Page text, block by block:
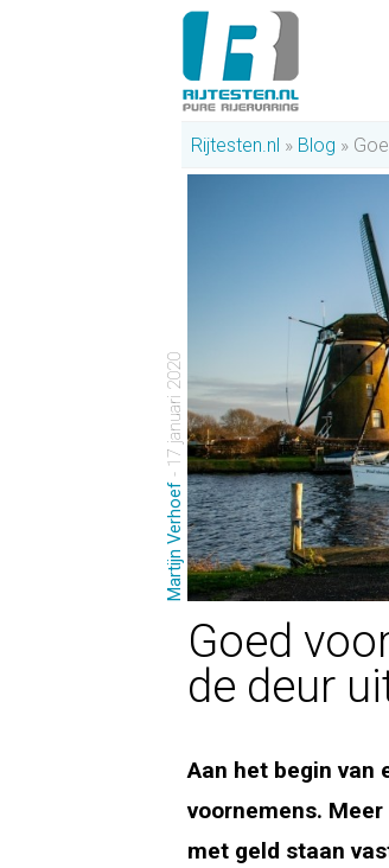
Rijtesten.nl Blog
Martijn Verhoef
- 17 januari 2020
Goed
de deur
Aan het begin van
voornemens.
met geld staan